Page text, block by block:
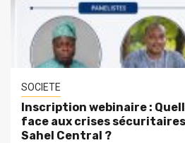
SOCIETE
Inscription webinaire :
face aux crises sécuritaires
Sahel Central ?